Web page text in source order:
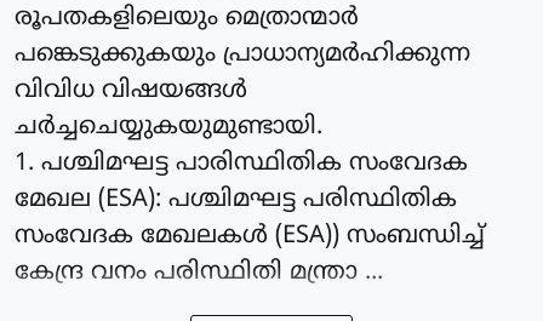
രൂപതകളിലെയും മെത്രാന്മാര്‍
പങ്കെടുക്കുകയും പ്രാധാന്യമര്‍ഹിക്കുന്ന
വിവിധ വിഷയങ്ങള്‍
ചര്‍ച്ചചെയ്യുകയുമുണ്ടായി.
1. പശ്ചിമഘട്ട പാരിസ്ഥിതിക സംവേദക
മേഖല (ESA): പശ്ചിമഘട്ട പരിസ്ഥിതിക
സംവേദക മേഖലകള്‍ (ESA)) സംബന്ധിച്ച്
കേന്ദ്ര വനം പരിസ്ഥിതി മന്ത്രാ ...